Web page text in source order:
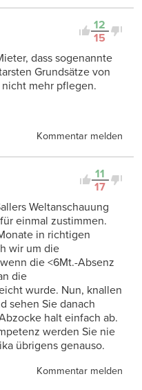
12
15
dass sogenannte
Grundsätze von
mehr pflegen.
Kommentar melden
11
17
Weltanschauung
einmal zustimmen.
in richtigen
wir um die
die <6Mt.-Absenz
die
wurde. Nun, knallen
sehen Sie danach
halt einfach ab.
werden Sie nie
übrigens genauso.
Kommentar melden